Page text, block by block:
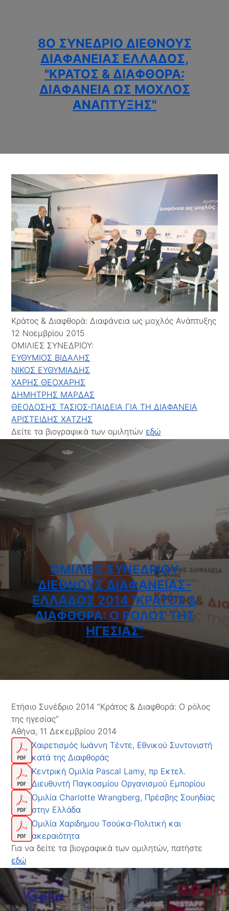
8Ο ΣΥΝΈΔΡΙΟ ΔΙΕΘΝΟΎΣ
ΔΙΑΦΆΝΕΙΑΣ ΕΛΛΆΔΟΣ,
"ΚΡΆΤΟΣ & ΔΙΑΦΘΟΡΆ:
ΔΙΑΦΆΝΕΙΑ ΩΣ ΜΟΧΛΌΣ
ΑΝΆΠΤΥΞΗΣ"
Κράτος & Διαφθορά: Διαφάνεια ως μοχλός Ανάπτυξης
12 Νοεμβρίου 2015
ΟΜΙΛΙΕΣ ΣΥΝΕΔΡΙΟΥ:
ΕΥΘΥΜΙΟΣ ΒΙΔΑΛΗΣ
ΝΙΚΟΣ ΕΥΘΥΜΙΑΔΗΣ
ΧΑΡΗΣ ΘΕΟΧΑΡΗΣ
ΔΗΜΗΤΡΗΣ ΜΑΡΔΑΣ
ΘΕΟΔΟΣΗΣ ΤΑΣΙΟΣ-ΠΑΙΔΕΙΑ ΓΙΑ ΤΗ ΔΙΑΦΑΝΕΙΑ
ΑΡΙΣΤΕΙΔΗΣ ΧΑΤΖΗΣ
Δείτε τα βιογραφικά των ομιλητών εδώ
ΟΜΙΛΊΕΣ ΣΥΝΕΔΡΊΟΥ
ΔΙΕΘΝΟΎΣ ΔΙΑΦΆΝΕΙΑΣ-
ΕΛΛΆΔΟΣ 2014 "ΚΡΆΤΟΣ &
ΔΙΑΦΘΟΡΆ: Ο ΡΌΛΟΣ ΤΗΣ
ΗΓΕΣΊΑΣ"
Ετήσιο Συνέδριο 2014 “Κράτος & Διαφθορά: Ο ρόλος
της ηγεσίας”
Αθήνα, 11 Δεκεμβρίου 2014
Χαιρετισμός Ιωάννη Τέντε, Εθνικού Συντονιστή
κατά της Διαφθοράς
Κεντρική Ομιλία Pascal Lamy, πρ Εκτελ.
Διευθυντή Παγκοσμίου Οργανισμού Εμπορίου
Ομιλία Charlotte Wrangberg, Πρέσβης Σουηδίας
στην Ελλάδα
Ομιλία Χαριδημου Τσούκα-Πολιτική και
ακεραιότητα
Για να δείτε τα βιογραφικά των ομιλητών, πατήστε
εδώ